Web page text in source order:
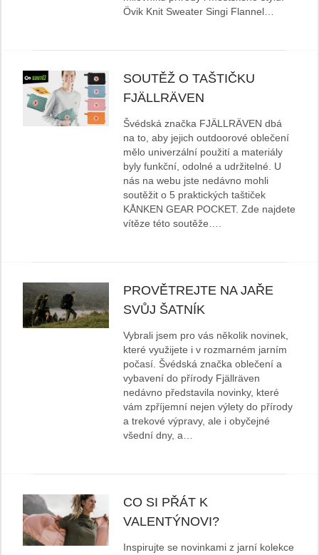
Övik Knit Sweater Singi Flannel…
SOUTĚŽ O TAŠTIČKU
FJÄLLRÄVEN
Švédská značka FJÄLLRÄVEN dbá
na to, aby jejich outdoorové oblečení
mělo univerzální použití a materiály
byly funkční, odolné a udržitelné. U
nás na webu jste nedávno mohli
soutěžit o 5 praktických taštiček
KÅNKEN GEAR POCKET. Zde najdete
vítěze této soutěže….
PROVĚTREJTE NA JAŘE
SVŮJ ŠATNÍK
Vybrali jsem pro vás několik novinek,
které využijete i v rozmarném jarním
počasí. Švédská značka oblečení a
vybavení do přírody Fjällräven
nedávno představila novinky, které
vám zpříjemní nejen výlety do přírody
a trekové výpravy, ale i obyčejné
všední dny, a…
CO SI PŘÁT K
VALENTÝNOVI?
Inspirujte se novinkami z jarní kolekce